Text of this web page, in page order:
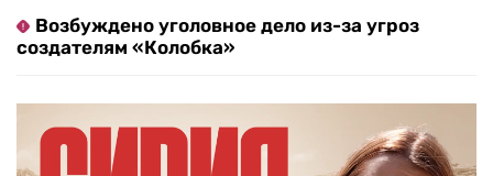
Возбуждено уголовное дело из-за угроз
создателям «Колобка»